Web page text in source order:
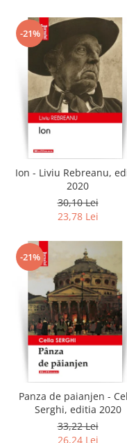
-21%
Ion - Liviu Rebreanu,
2020
30,10 Lei
23,78 Lei
-21%
Panza de paianjen -
Serghi, editia 2020
33,22 Lei
26,24 Lei